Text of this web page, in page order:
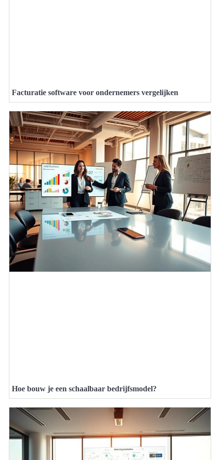
Facturatie software voor ondernemers vergelijken
Hoe bouw je een schaalbaar bedrijfsmodel?